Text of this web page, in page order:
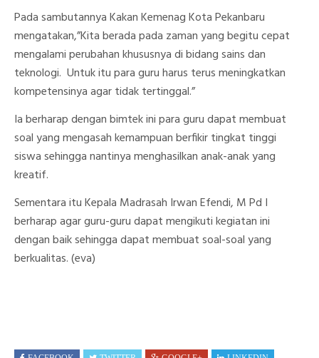
Pada sambutannya Kakan Kemenag Kota Pekanbaru
mengatakan,”Kita berada pada zaman yang begitu cepat
mengalami perubahan khususnya di bidang sains dan
teknologi. Untuk itu para guru harus terus meningkatkan
kompetensinya agar tidak tertinggal.”
Ia berharap dengan bimtek ini para guru dapat membuat
soal yang mengasah kemampuan berfikir tingkat tinggi
siswa sehingga nantinya menghasilkan anak-anak yang
kreatif.
Sementara itu Kepala Madrasah Irwan Efendi, M Pd I
berharap agar guru-guru dapat mengikuti kegiatan ini
dengan baik sehingga dapat membuat soal-soal yang
berkualitas. (eva)